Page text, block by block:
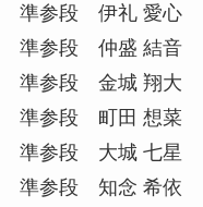
準参段 伊礼 愛
準参段 仲盛 結音
準参段 金城 翔大
準参段 町田 想
準参段 大城 七
準参段 知念 希